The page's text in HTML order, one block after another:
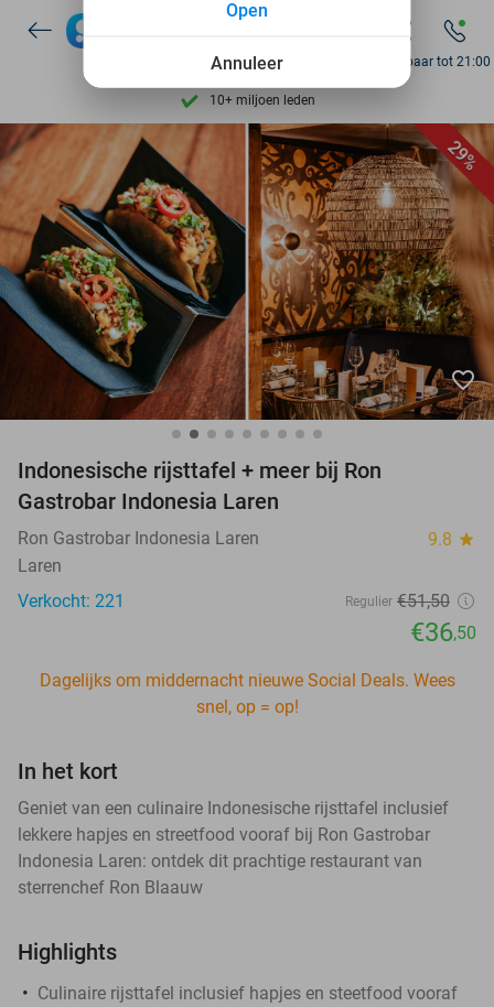
9,4 op basis van206.215 reviews
Ontdek 15.000+ deals
7 dagen per week beschikbaar
10+ miljoen leden
Bereikbaar tot 21:00
29%
favorite_border
Indonesische rijsttafel + meer bij Ron
Gastrobar Indonesia Laren
Ron Gastrobar Indonesia Laren 9.8 star
Laren
Verkocht: 221
Regulier €51,50
€36,50
Dagelijks om middernacht nieuwe Social Deals. Wees
snel, op = op!
In het kort
Geniet van een culinaire Indonesische rijsttafel inclusief
lekkere hapjes en streetfood vooraf bij Ron Gastrobar
Indonesia Laren: ontdek dit prachtige restaurant van
sterrenchef Ron Blaauw
Highlights
Culinaire rijsttafel inclusief hapjes en steetfood vooraf
Annuleer
Open